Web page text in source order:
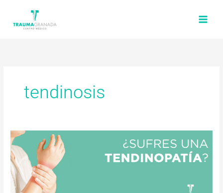
contenido
tendinosis
¿Sufres
una
tendinopatía?